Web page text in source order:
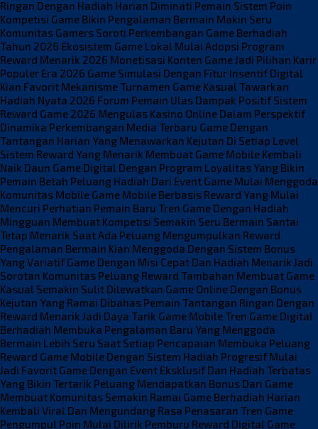
Ringan Dengan Hadiah Harian Diminati Pemain Sistem Poin
Kompetisi Game Bikin Pengalaman Bermain Makin Seru
Komunitas Gamers Soroti Perkembangan Game Berhadiah
Tahun 2026 Ekosistem Game Lokal Mulai Adopsi Program
Reward Menarik 2026 Monetisasi Konten Game Jadi Pilihan Karir
Populer Era 2026 Game Simulasi Dengan Fitur Insentif Digital
Kian Favorit Mekanisme Turnamen Game Kasual Tawarkan
Hadiah Nyata 2026 Forum Pemain Ulas Dampak Positif Sistem
Reward Game 2026 Mengulas Kasino Online Dalam Perspektif
Dinamika Perkembangan Media Terbaru Game Dengan
Tantangan Harian Yang Menawarkan Kejutan Di Setiap Level
Sistem Reward Yang Menarik Membuat Game Mobile Kembali
Naik Daun Game Digital Dengan Program Loyalitas Yang Bikin
Pemain Betah Peluang Hadiah Dari Event Game Mulai Menggoda
Komunitas Mobile Game Mobile Berbasis Reward Yang Mulai
Mencuri Perhatian Pemain Baru Tren Game Dengan Hadiah
Mingguan Membuat Kompetisi Semakin Seru Bermain Santai
Tetap Menarik Saat Ada Peluang Mengumpulkan Reward
Pengalaman Bermain Kian Menggoda Dengan Sistem Bonus
Yang Variatif Game Dengan Misi Cepat Dan Hadiah Menarik Jadi
Sorotan Komunitas Peluang Reward Tambahan Membuat Game
Kasual Semakin Sulit Dilewatkan Game Online Dengan Bonus
Kejutan Yang Ramai Dibahas Pemain Tantangan Ringan Dengan
Reward Menarik Jadi Daya Tarik Game MobileTren Game Digital
Berhadiah Membuka Pengalaman Baru Yang Menggoda
Bermain Lebih Seru Saat Setiap Pencapaian Membuka Peluang
Reward Game Mobile Dengan Sistem Hadiah Progresif Mulai
Jadi Favorit Game Dengan Event Eksklusif Dan Hadiah Terbatas
Yang Bikin Tertarik Peluang Mendapatkan Bonus Dari Game
Membuat Komunitas Semakin Ramai Game Berhadiah Harian
Kembali Viral Dan Mengundang Rasa Penasaran Tren Game
Pengumpul Poin Mulai Dilirik Pemburu Reward Digital Game